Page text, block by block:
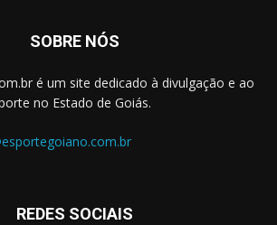
SOBRE NÓS
é um site dedicado à divulgação e ao
no Estado de Goiás.
REDES SOCIAIS